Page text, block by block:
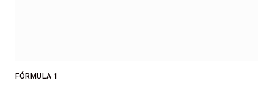
FÓRMULA 1